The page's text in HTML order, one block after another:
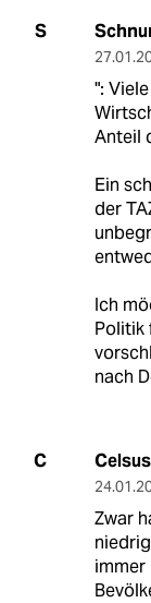
S
":
Anteil
Ein
der
Ich
Politik
nach
C Celsus
Zwar
immer